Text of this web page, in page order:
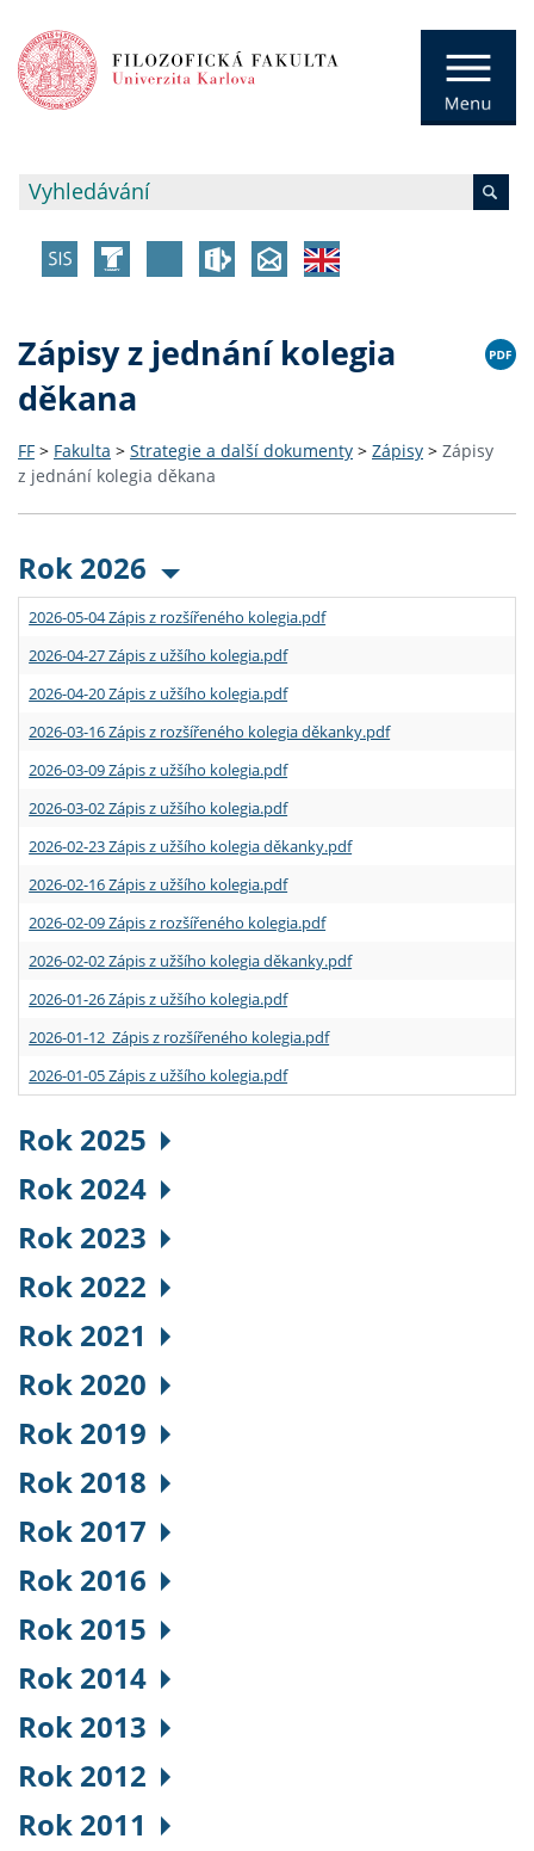
Zápisy z jednání kolegia
děkana
FF > Fakulta > Strategie a další dokumenty > Zápisy > Zápisy
z jednání kolegia děkana
Rok 2026
2026-05-04 Zápis z rozšířeného kolegia.pdf
2026-04-27 Zápis z užšího kolegia.pdf
2026-04-20 Zápis z užšího kolegia.pdf
2026-03-16 Zápis z rozšířeného kolegia děkanky.pdf
2026-03-09 Zápis z užšího kolegia.pdf
2026-03-02 Zápis z užšího kolegia.pdf
2026-02-23 Zápis z užšího kolegia děkanky.pdf
2026-02-16 Zápis z užšího kolegia.pdf
2026-02-09 Zápis z rozšířeného kolegia.pdf
2026-02-02 Zápis z užšího kolegia děkanky.pdf
2026-01-26 Zápis z užšího kolegia.pdf
2026-01-12 Zápis z rozšířeného kolegia.pdf
2026-01-05 Zápis z užšího kolegia.pdf
Rok 2025
Rok 2024
Rok 2023
Rok 2022
Rok 2021
Rok 2020
Rok 2019
Rok 2018
Rok 2017
Rok 2016
Rok 2015
Rok 2014
Rok 2013
Rok 2012
Rok 2011